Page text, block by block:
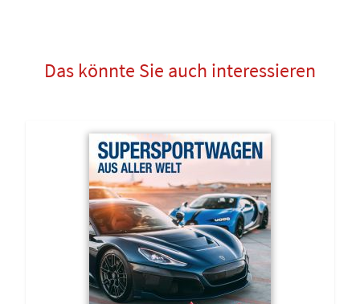
Das könnte Sie auch interessieren